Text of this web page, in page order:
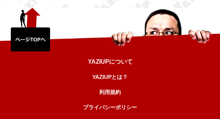
YAZIUPについて
YAZIUPとは？
利用規約
プライバシーポリシー